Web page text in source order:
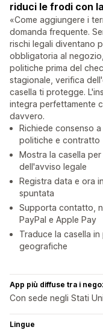
riduci le frodi con
«Come aggiungere i
domanda frequente.
rischi legali diventano
obbligatoria al
politiche prima del
stagionale, verifica
casella ti protegge.
integra perfettamente
davvero.
Richiede consenso
politiche e contratto
Mostra la casella
dell'avviso legale
Registra data e ora
spuntata
Supporta contatto,
PayPal e Apple Pay
Traduce la casella
geografiche
App più diffuse tra i
Con sede negli Stati
Lingue